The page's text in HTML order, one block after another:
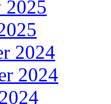
2025
2024
2024